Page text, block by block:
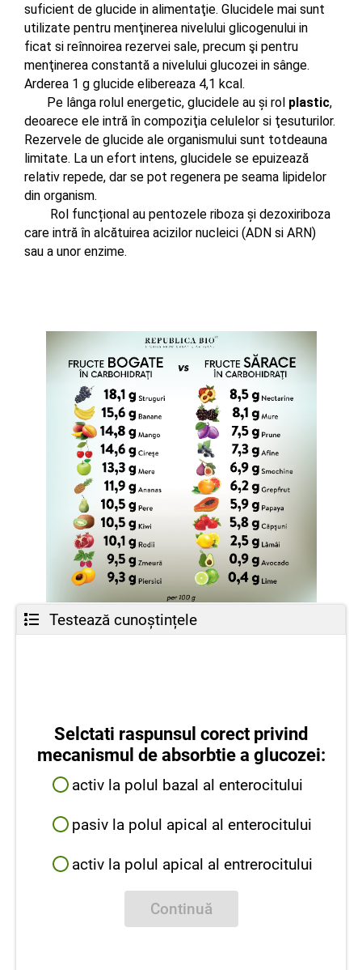
suficient de glucide in alimentaţie. Glucidele mai sunt
utilizate pentru menţinerea nivelului glicogenului in
ficat si reînnoirea rezervei sale, precum şi pentru
menţinerea constantă a nivelului glucozei in sânge.
Arderea 1 g glucide elibereaza 4,1 kcal.
Pe lânga rolul energetic, glucidele au și rol plastic,
deoarece ele intră în compoziţia celulelor si ţesuturilor.
Rezervele de glucide ale organismului sunt totdeauna
limitate. La un efort intens, glucidele se epuizează
relativ repede, dar se pot regenera pe seama lipidelor
din organism.
Rol funcțional au pentozele riboza și dezoxiriboza
care intră în alcătuirea acizilor nucleici (ADN si ARN)
sau a unor enzime.
Testează cunoștințele
Selctati raspunsul corect privind
mecanismul de absorbtie a glucozei:
activ la polul bazal al enterocitului
pasiv la polul apical al enterocitului
activ la polul apical al entrerocitului
Continuă